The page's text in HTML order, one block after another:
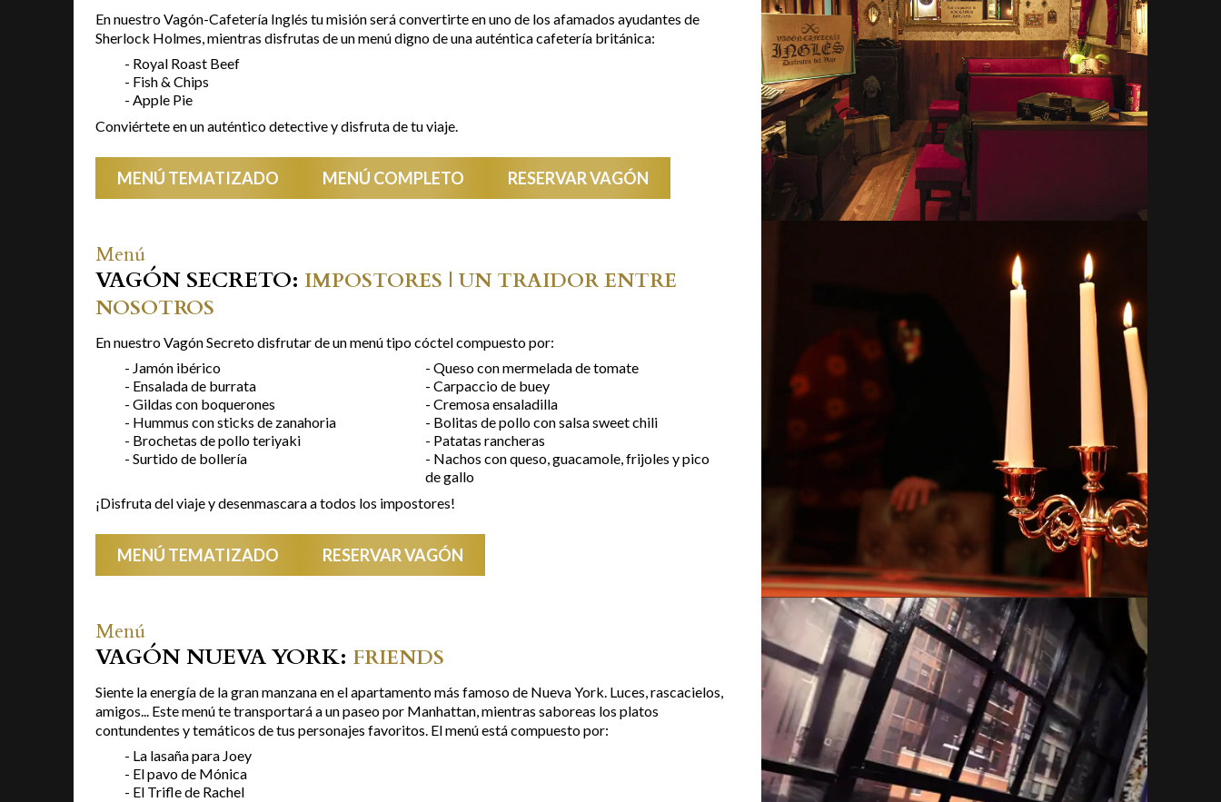
En nuestro Vagón-Cafetería Inglés tu misión será convertirte en uno de los afamados ayudantes de
Sherlock Holmes, mientras disfrutas de un menú digno de una auténtica cafetería británica:
- Royal Roast Beef
- Fish & Chips
- Apple Pie
Conviértete en un auténtico detective y disfruta de tu viaje.
MENÚ TEMATIZADO MENÚ COMPLETO RESERVAR VAGÓN
Menú
VAGÓN SECRETO: IMPOSTORES | UN TRAIDOR ENTRE
NOSOTROS
En nuestro Vagón Secreto disfrutar de un menú tipo cóctel compuesto por:
- Jamón ibérico
- Queso con mermelada de tomate
- Ensalada de burrata
- Carpaccio de buey
- Gildas con boquerones
- Cremosa ensaladilla
- Hummus con sticks de zanahoria
- Bolitas de pollo con salsa sweet chili
- Brochetas de pollo teriyaki
- Patatas rancheras
- Surtido de bollería
- Nachos con queso, guacamole, frijoles y pico
de gallo
¡Disfruta del viaje y desenmascara a todos los impostores!
MENÚ TEMATIZADO RESERVAR VAGÓN
Menú
VAGÓN NUEVA YORK: FRIENDS
Siente la energía de la gran manzana en el apartamento más famoso de Nueva York. Luces, rascacielos,
amigos... Este menú te transportará a un paseo por Manhattan, mientras saboreas los platos
contundentes y temáticos de tus personajes favoritos. El menú está compuesto por:
- La lasaña para Joey
- El pavo de Mónica
- El Trifle de Rachel